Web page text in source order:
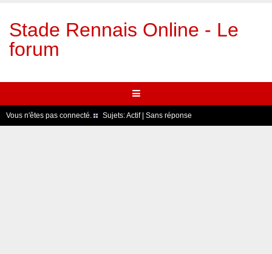
Stade Rennais Online - Le
forum
Vous n'êtes pas connecté. Sujets:Actif| Sans réponse